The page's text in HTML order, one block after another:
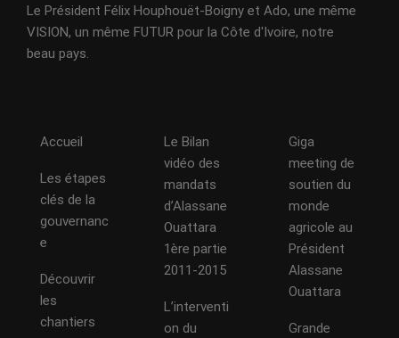
Le Président Félix Houphouët-Boigny et Ado, une même
VISION, un même FUTUR pour la Côte d'Ivoire, notre
beau pays.
Accueil
Les étapes
clés de la
gouvernanc
e
Découvrir
les
chantiers
Le Bilan
vidéo des
mandats
d’Alassane
Ouattara
1ère partie
2011-2015
L’interventi
on du
Giga
meeting de
soutien du
monde
agricole au
Président
Alassane
Ouattara
Grande